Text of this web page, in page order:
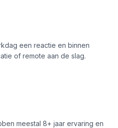
een reactie en binnen
of remote aan de slag.
meestal 8+ jaar ervaring en